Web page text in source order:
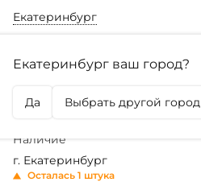
Екатеринбург
Екатеринбург ваш город?
Да Выбрать другой город
2 199,99₽
Наличие
г. Екатеринбург
Осталась 1 штука